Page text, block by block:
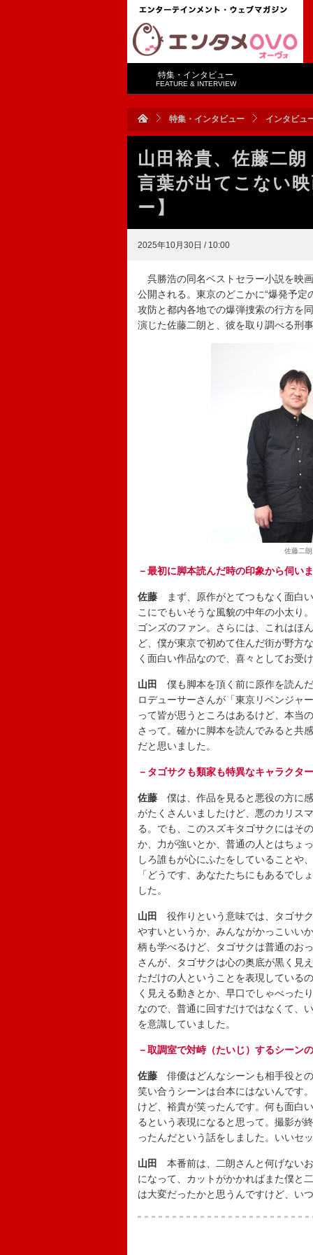
特集・インタビュー
FEATURE & INTERVIEW
特集・インタビュー インタビュ
山田裕貴、佐藤二
言葉が出てこない
ー】
2025年10月30日 / 10:00
呉勝浩の同名ベストセラー小説を映
公開される。東京のどこかに“爆発予
攻防と都内各地での爆弾捜索の行方を
演じた佐藤二朗と、彼を取り調べる刑
佐藤二
－最初に脚本読んだ時の印象から伺い
佐藤 まず、原作がとてつもなく面白
こにでもいそうな風貌の中年の小太り
ゴンズのファン。さらには、これはほ
ど、僕が東京で初めて住んだ街が野方
く面白い作品なので、喜々としてお受
山田
僕も脚本を頂く前に原作を読ん
ロデューサーさんが「東京リベンジャ
って皆が思うところはあるけど、本当
さって。確かに脚本を読んでみると共
だと思いました。
－タゴサクも類家も特異なキャラクタ
佐藤 僕は、作品を見ると悪役の方に
がたくさんいましたけど、悪のカリス
る。でも、このスズキタゴサクにはそ
か、力が強いとか、普通の人とはちょ
しろ誰もが心にふたをしていることや
「どうです、あなたたちにもあるで
した。
山田
役作りという意味では、タゴサ
やすいというか、みんながかっこいい
柄も学べるけど、タゴサクは普通のお
さんが、タゴサクは心の奥底が黒く見
ただけの人ということを表現している
く見える動きとか、早口でしゃべった
なので、普通に回すだけではなくて、
を意識していました。
－取調室で対峙（たいじ）するシーン
佐藤 俳優はどんなシーンも相手役と
笑い合うシーンは台本にはないんです
けど、裕貴が笑ったんです。何も面白
るという表現になると思って。撮影が
ったんだという話をしました。いいセ
山田
本番前は、二朗さんと何げない
になって、カットがかかればまた僕と
は大変だったかと思うんですけど、い